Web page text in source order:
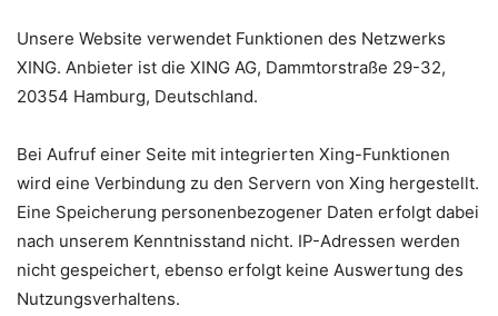
Unsere Website verwendet Funktionen des Netzwerks
XING. Anbieter ist die XING AG, Dammtorstraße 29-32,
20354 Hamburg, Deutschland.
Bei Aufruf einer Seite mit integrierten Xing-Funktionen
wird eine Verbindung zu den Servern von Xing hergestellt.
Eine Speicherung personenbezogener Daten erfolgt dabei
nach unserem Kenntnisstand nicht. IP-Adressen werden
nicht gespeichert, ebenso erfolgt keine Auswertung des
Nutzungsverhaltens.